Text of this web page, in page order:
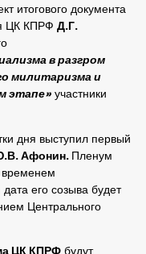
итогового документа
ЦК КПРФ Д.Г.
в разгром
милитаризма и
этапе» участники
дня выступил первый
Афонин. Пленум
временем
его созыва будет
Центрального